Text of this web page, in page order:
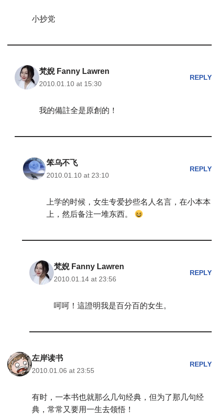
小抄党
梵婗 Fanny Lawren
2010.01.10 at 15:30
REPLY
我的備註全是原創的！
笨乌不飞
2010.01.10 at 23:10
REPLY
上学的时候，女生专爱抄些名人名言，在小本本
上，然后备注一堆东西。
梵婗 Fanny Lawren
2010.01.14 at 23:56
REPLY
呵呵！這證明我是百分百的女生。
左岸读书
2010.01.06 at 23:55
REPLY
有时，一本书也就那么几句经典，但为了那几句经
典，常常又要用一生去领悟！